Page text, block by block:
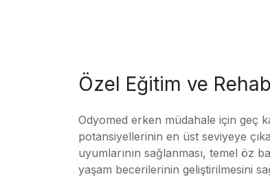
Özel Eğitim ve
Odyomed erken müdahale için geç
potansiyellerinin en üst seviyeye
uyumlarının sağlanması, temel öz
yaşam becerilerinin geliştirilmesini